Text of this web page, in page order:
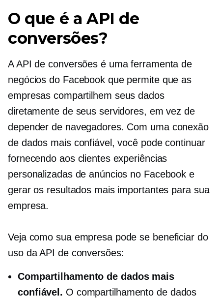
O que é a API de
conversões?
A API de conversões é uma ferramenta de
negócios do Facebook que permite que as
empresas compartilhem seus dados
diretamente de seus servidores, em vez de
depender de navegadores. Com uma conexão
de dados mais confiável, você pode continuar
fornecendo aos clientes experiências
personalizadas de anúncios no Facebook e
gerar os resultados mais importantes para sua
empresa.
Veja como sua empresa pode se beneficiar do
uso da API de conversões:
Compartilhamento de dados mais
confiável. O compartilhamento de dados